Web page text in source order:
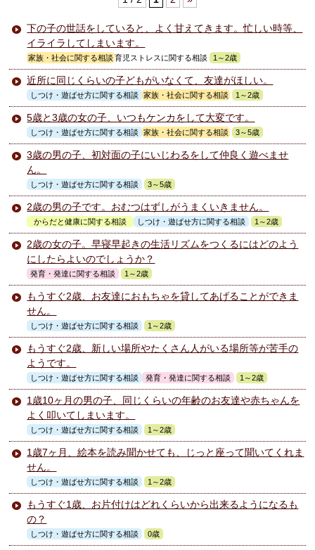
下の子の世話をしていると、よく甘えてきます。忙しい時等、
イライラしてしまいます。
家族・社会に関する相談 育児ストレスに関する相談 1～2歳
近所に同じくらいの子どもがいなくて、友達がほしい。
しつけ・遊ばせ方に関する相談 家族・社会に関する相談 1～2歳
5歳と3歳の女の子、いつもケンカをして大変です。
しつけ・遊ばせ方に関する相談 家族・社会に関する相談 3～5歳
3歳の男の子、初対面の子にいじわるをして仲良く遊べませ
ん。
しつけ・遊ばせ方に関する相談 3～5歳
2歳の男の子です。おむつはずしがうまくいきません。
からだと健康に関する相談 しつけ・遊ばせ方に関する相談 1～2歳
2歳の女の子。早寝早起きの生活リズムをつくるにはどのよう
にしたらよいのでしょうか？
発育・発達に関する相談 1～2歳
もうすぐ2歳、お友達におもちゃを貸してあげることができま
せん。
しつけ・遊ばせ方に関する相談 1～2歳
もうすぐ2歳、新しい場所やたくさん人がいる場所等が苦手の
ようです。
しつけ・遊ばせ方に関する相談 発育・発達に関する相談 1～2歳
1歳10ヶ月の男の子、同じくらいの年齢のお友達や赤ちゃんを
よく叩いてしまいます。
しつけ・遊ばせ方に関する相談 1～2歳
1歳7ヶ月、絵本を読み聞かせても、じっと座って聞いてくれま
せん。
しつけ・遊ばせ方に関する相談 1～2歳
もうすぐ1歳、お片付けはどれくらいから出来るようになるも
の？
しつけ・遊ばせ方に関する相談 0歳